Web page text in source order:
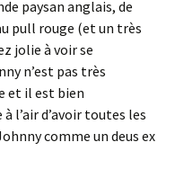
paysan anglais, de
pull rouge (et un très
jolie à voir se
n’est pas très
et il est bien
l’air d’avoir toutes les
comme un deus ex